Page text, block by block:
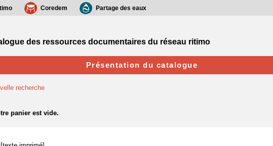
recherche
Coredem Partage des eaux
des ressources documentaires du réseau ritimo
Présentation du catalogue